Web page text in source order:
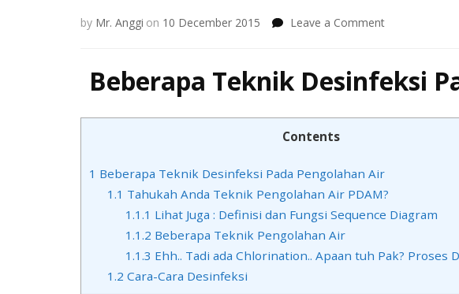
by Mr. Anggi on 10 December 2015 Leave a Commenton
Desinfeksi
Pada
Air
Beberapa Teknik Desinfeksi
Contents
1 Beberapa Teknik Desinfeksi Pada Pengolahan Air
1.1 Tahukah Anda Teknik Pengolahan Air PDAM?
1.1.1 Lihat Juga : Definisi dan Fungsi Sequence Diagram
1.1.2 Beberapa Teknik Pengolahan Air
1.1.3 Ehh.. Tadi ada Chlorination.. Apaan tuh Pak? Proses
1.2 Cara-Cara Desinfeksi